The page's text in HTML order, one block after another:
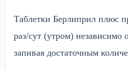
Таблетки Берлиприл плюс
раз/сут (утром)
запивая достаточным